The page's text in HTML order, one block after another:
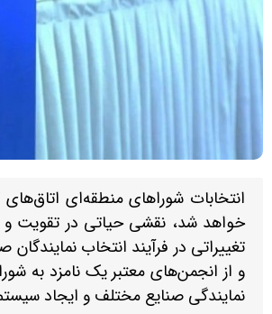
خواهد شد، نقشی حیاتی در تقویت و
تغییراتی در فرآیند انتخاب
و از انجمن‌های معتبر یک نامزد به
نمایندگی صنایع مختلف و ایجاد